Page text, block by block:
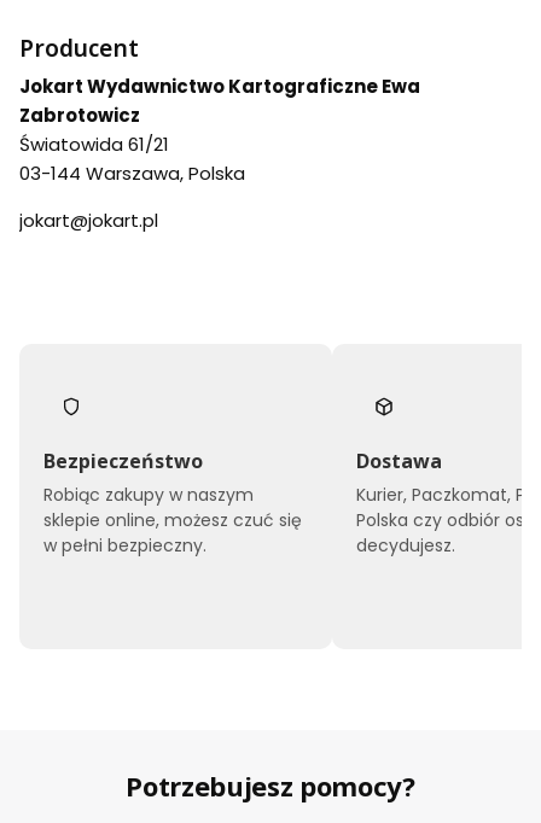
Producent
Jokart Wydawnictwo Kartograficzne Ewa
Zabrotowicz
Światowida 61/21
03-144 Warszawa, Polska
jokart@jokart.pl
Bezpieczeństwo
Robiąc zakupy w naszym
sklepie online, możesz czuć się
w pełni bezpieczny.
Dostawa
Kurier, Paczkomat,
Polska czy odbiór
decydujesz.
Potrzebujesz pomocy?